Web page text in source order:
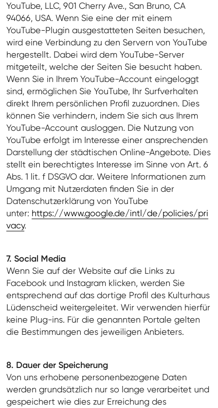
YouTube, LLC, 901 Cherry Ave., San Bruno, CA
94066, USA. Wenn Sie eine der mit einem
YouTube-Plugin ausgestatteten Seiten besuchen,
wird eine Verbindung zu den Servern von YouTube
hergestellt. Dabei wird dem YouTube-Server
mitgeteilt, welche der Seiten Sie besucht haben.
Wenn Sie in Ihrem YouTube-Account eingeloggt
sind, ermöglichen Sie YouTube, Ihr Surfverhalten
direkt Ihrem persönlichen Profil zuzuordnen. Dies
können Sie verhindern, indem Sie sich aus Ihrem
YouTube-Account ausloggen. Die Nutzung von
YouTube erfolgt im Interesse einer ansprechenden
Darstellung der städtischen Online-Angebote. Dies
stellt ein berechtigtes Interesse im Sinne von Art. 6
Abs. 1 lit. f DSGVO dar. Weitere Informationen zum
Umgang mit Nutzerdaten finden Sie in der
Datenschutzerklärung von YouTube
unter: https://www.google.de/intl/de/policies/pri
vacy.
7. Social Media
Wenn Sie auf der Website auf die Links zu
Facebook und Instagram klicken, werden Sie
entsprechend auf das dortige Profil des Kulturhaus
Lüdenscheid weitergeleitet. Wir verwenden hierfür
keine Plug-ins. Für die genannten Portale gelten
die Bestimmungen des jeweiligen Anbieters.
8. Dauer der Speicherung
Von uns erhobene personenbezogene Daten
werden grundsätzlich nur so lange verarbeitet und
gespeichert wie dies zur Erreichung des